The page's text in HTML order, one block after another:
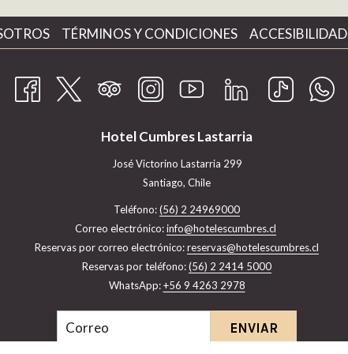
TÉRMINOS Y CONDICIONES ACCESIBILIDAD
Hotel Cumbres Lastarria
José Victorino Lastarria 299
Santiago, Chile
Teléfono:(56) 2 24969000
Correo electrónico:info@hotelescumbres.cl
​Reservas por correo electrónico:reservas@hotelescumbres.cl
Reservas por teléfono:(56) 2 2414 5000
WhatsApp:+56 9 4263 2978
ENVIAR